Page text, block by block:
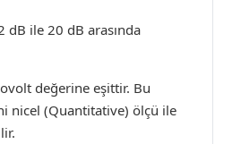
ile 20 dB arasında
değerine eşittir. Bu
nicel (Quantitative) ölçü ile